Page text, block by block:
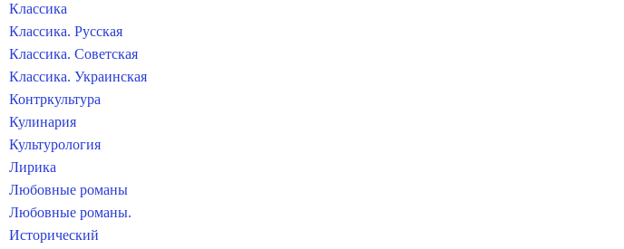
Классика
Классика. Русская
Классика. Советская
Классика. Украинская
Контркультура
Кулинария
Культурология
Лирика
Любовные романы
Любовные романы.
Исторический